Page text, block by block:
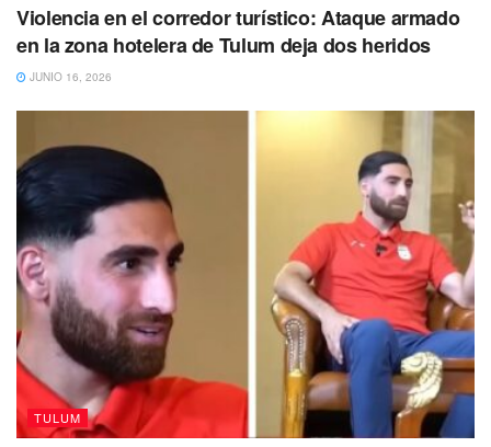
Tags: Piqué
Violencia en el corredor turístico: Ataque armado
en la zona hotelera de Tulum deja dos heridos
JUNIO 16, 2026
TULUM